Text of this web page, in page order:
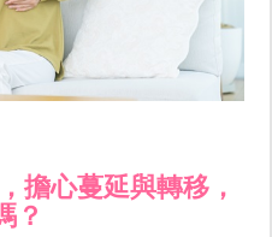
擔心蔓延與轉移，
？